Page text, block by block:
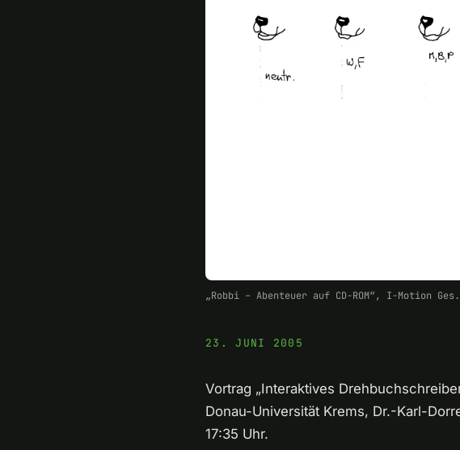
„Robbi – Abenteuer auf CD-ROM“, I-Motion
23. JUNI 2005
Vortrag „Interaktives
Donau-Universität Krems, Dr.-Karl-
17:35 Uhr.